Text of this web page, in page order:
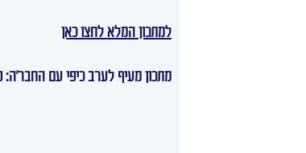
למתכון המלא לחצו כאן
מתכון מעיף לערב כיפי עם החבר'ה: